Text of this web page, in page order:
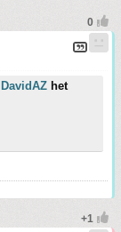
DavidAZ het